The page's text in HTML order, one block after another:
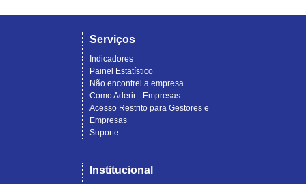
Serviços
Indicadores
Painel Estatístico
Não encontrei a empresa
Como Aderir - Empresas
Acesso Restrito para Gestores e
Empresas
Suporte
Institucional